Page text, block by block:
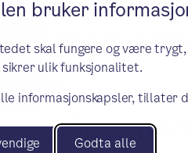
bruker
skal fungere og være trygt,
ulik funksjonalitet.
informasjonskapsler, tillater
Godta alle
treffe
låne med